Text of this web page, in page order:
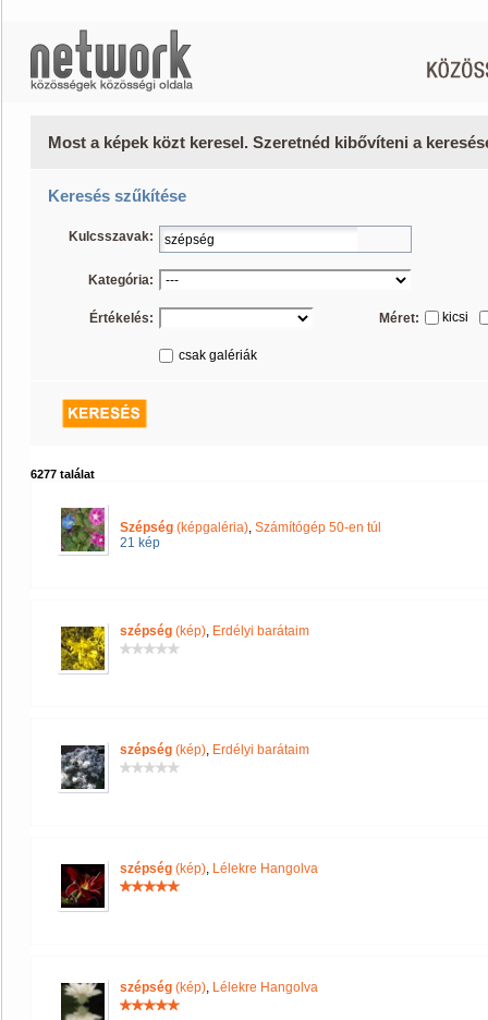
Most a képek közt keresel. Szeretnéd kibővíteni a
Keresés szűkítése
Kulcsszavak:
Kategória:
Értékelés: Méret: kicsi
csak galériák
6277 találat
Szépség (képgaléria), Számítógép 50-en túl
21 kép
szépség (kép), Erdélyi barátaim
szépség (kép), Erdélyi barátaim
szépség (kép), Lélekre Hangolva
szépség (kép), Lélekre Hangolva